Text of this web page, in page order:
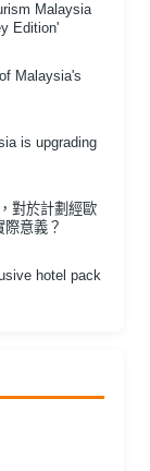
Malaysia
Edition'
Malaysia's
is upgrading
對於計劃經歐
意義？
hotel pack